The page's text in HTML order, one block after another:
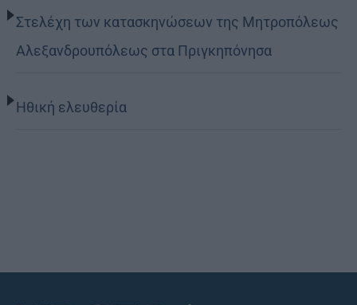
Στελέχη των κατασκηνώσεων της Μητροπόλεως
Αλεξανδρουπόλεως στα Πριγκηπόνησα
Ηθική ελευθερία